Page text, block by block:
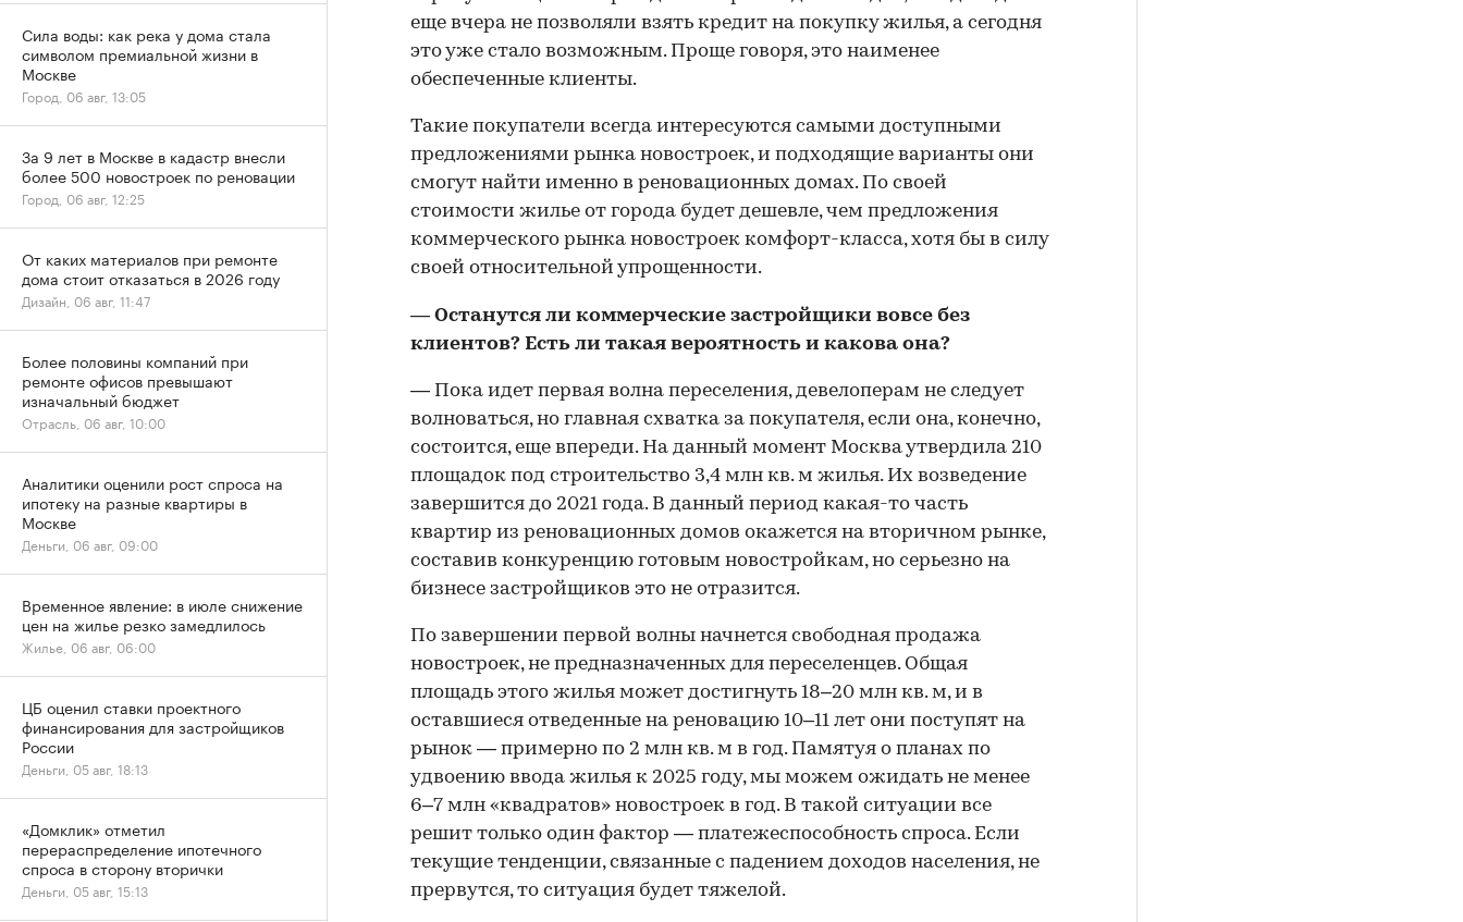
еще вчера не позволяли взять кредит на покупку жилья, а сегодня
это уже стало возможным. Проще говоря, это наименее
обеспеченные клиенты.
Такие покупатели всегда интересуются самыми доступными
предложениями рынка новостроек, и подходящие варианты они
смогут найти именно в реновационных домах. По своей
стоимости жилье от города будет дешевле, чем предложения
коммерческого рынка новостроек комфорт-класса, хотя бы в силу
своей относительной упрощенности.
— Останутся ли коммерческие застройщики вовсе без
клиентов? Есть ли такая вероятность и какова она?
— Пока идет первая волна переселения, девелоперам не следует
волноваться, но главная схватка за покупателя, если она, конечно,
состоится, еще впереди. На данный момент Москва утвердила 210
площадок под строительство 3,4 млн кв. м жилья. Их возведение
завершится до 2021 года. В данный период какая-то часть
квартир из реновационных домов окажется на вторичном рынке,
составив конкуренцию готовым новостройкам, но серьезно на
бизнесе застройщиков это не отразится.
По завершении первой волны начнется свободная продажа
новостроек, не предназначенных для переселенцев. Общая
площадь этого жилья может достигнуть 18–20 млн кв. м, и в
оставшиеся отведенные на реновацию 10–11 лет они поступят на
рынок — примерно по 2 млн кв. м в год. Памятуя о планах по
удвоению ввода жилья к 2025 году, мы можем ожидать не менее
6–7 млн «квадратов» новостроек в год. В такой ситуации все
решит только один фактор — платежеспособность спроса. Если
текущие тенденции, связанные с падением доходов населения, не
прервутся, то ситуация будет тяжелой.
Сила воды: как река у дома стала
символом премиальной жизни в
Москве
Город, 06 авг, 13:05
За 9 лет в Москве в кадастр внесли
более 500 новостроек по реновации
Город, 06 авг, 12:25
От каких материалов при ремонте
дома стоит отказаться в 2026 году
Дизайн, 06 авг, 11:47
Более половины компаний при
ремонте офисов превышают
изначальный бюджет
Отрасль, 06 авг, 10:00
Аналитики оценили рост спроса на
ипотеку на разные квартиры в
Москве
Деньги, 06 авг, 09:00
Временное явление: в июле снижение
цен на жилье резко замедлилось
Жилье, 06 авг, 06:00
ЦБ оценил ставки проектного
финансирования для застройщиков
России
Деньги, 05 авг, 18:13
«Домклик» отметил
перераспределение ипотечного
спроса в сторону вторички
Деньги, 05 авг, 15:13